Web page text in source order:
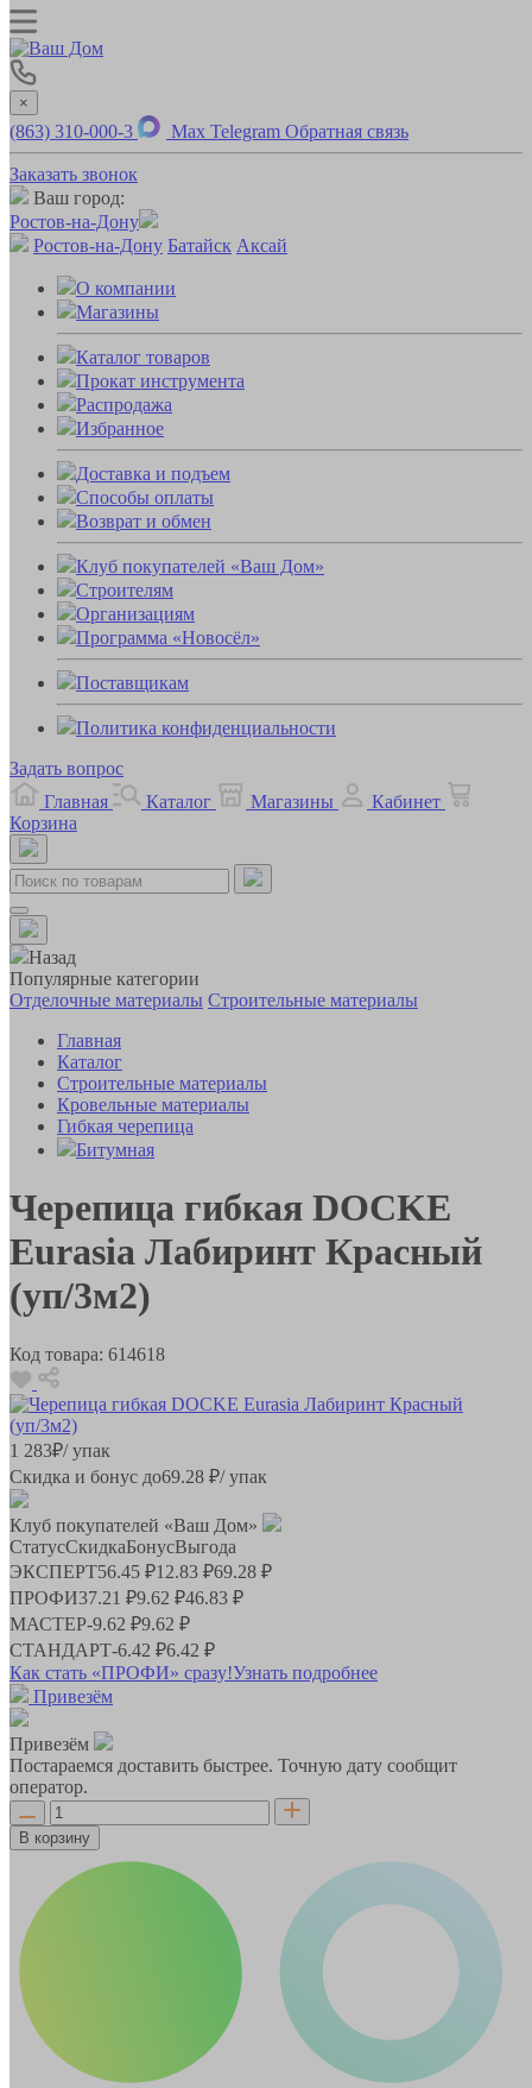
×
(863) 310-000-3 Max Telegram Обратная связь
Заказать звонок
Ваш город:
Ростов-на-Дону
Ростов-на-Дону Батайск Аксай
О компании
Магазины
Каталог товаров
Прокат инструмента
Распродажа
Избранное
Доставка и подъем
Способы оплаты
Возврат и обмен
Клуб покупателей «Ваш Дом»
Строителям
Организациям
Программа «Новосёл»
Поставщикам
Политика конфиденциальности
Задать вопрос
Главная
Каталог Магазины
Кабинет
Корзина
Назад
Популярные категории
Отделочные материалы Строительные материалы
Главная
Каталог
Строительные материалы
Кровельные материалы
Гибкая черепица
Битумная
Черепица гибкая DOCKE
Eurasia Лабиринт Красный
(уп/3м2)
Код товара: 614618
1 283₽/ упак
Скидка и бонус до69.28 ₽/ упак
Клуб покупателей «Ваш Дом»
СтатусСкидкаБонусВыгода
ЭКСПЕРТ56.45 ₽12.83 ₽69.28 ₽
ПРОФИ37.21 ₽9.62 ₽46.83 ₽
МАСТЕР-9.62 ₽9.62 ₽
СТАНДАРТ-6.42 ₽6.42 ₽
Как стать «ПРОФИ» сразу!Узнать подробнее
Привезём
Привезём
Постараемся доставить быстрее. Точную дату сообщит
оператор.
В корзину